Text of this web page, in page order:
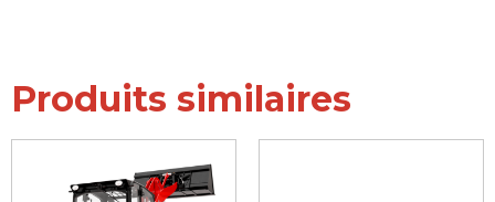
Produits similaires